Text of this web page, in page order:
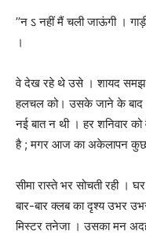
’’न ऽ नहीं मैं चली जाऊंगी ।
।
वे देख रहे थे उसे । शायद समझ
हलचल को। उसके जाने के
नई बात न थी । हर शनिवार
है ; मगर आज का अकेलापन कुछ
सीमा रास्ते भर सोचती रही
बार-बार क्लब का दृश्य उभर
मिस्टर तनेजा । उसका मन